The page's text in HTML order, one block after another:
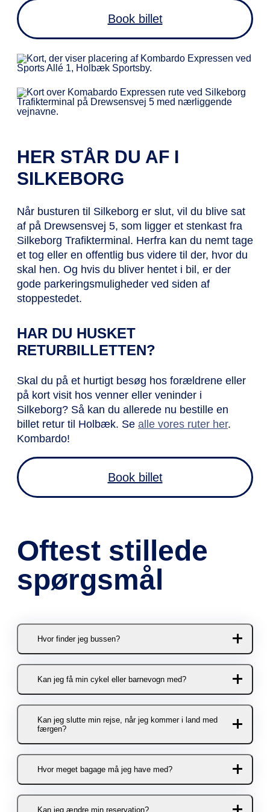
Book billet
HER STÅR DU AF I
SILKEBORG
Når busturen til Silkeborg er slut, vil du blive sat
af på Drewsensvej 5, som ligger et stenkast fra
Silkeborg Trafikterminal. Herfra kan du nemt tage
et tog eller en offentlig bus videre til der, hvor du
skal hen. Og hvis du bliver hentet i bil, er der
gode parkeringsmuligheder ved siden af
stoppestedet.
HAR DU HUSKET
RETURBILLETTEN?
Skal du på et hurtigt besøg hos forældrene eller
på kort visit hos venner eller veninder i
Silkeborg? Så kan du allerede nu bestille en
billet retur til Holbæk. Se alle vores ruter her.
Kombardo!
Book billet
Oftest stillede
spørgsmål
Hvor finder jeg bussen?
Holbæk Sportsby
Sports Allé 1
4300 Holbæk.
Silkeborg
Silkeborg Trafikterminal på
Kan jeg få min cykel eller barnevogn med?
cykler/barnevogne pr. afgang.
Cykler og barnevogne skal bookes i
forvejen.
Barnevogne og cykler kan bookes
via enten KOMBARDO
Kan jeg slutte min rejse, når jeg kommer i land med
færgen?
KOMBARDO EXPRESSEN skal du
kører med, når færgen er i land.
Hvor meget bagage må jeg have med?
Kan jeg ændre min reservation?